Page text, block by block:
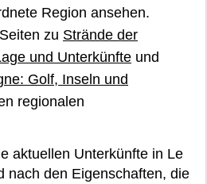
Region ansehen.
zu Strände der
und Unterkünfte und
Golf, Inseln und
regionalen
aktuellen Unterkünfte in Le
nach den Eigenschaften, die